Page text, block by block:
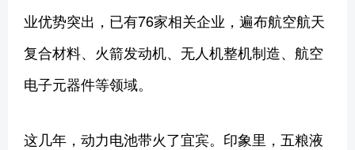
业优势突出，已有76家相关企业，遍布航空航天
复合材料、火箭发动机、无人机整机制造、航空
电子元器件等领域。
这几年，动力电池带火了宜宾。印象里，五粮液